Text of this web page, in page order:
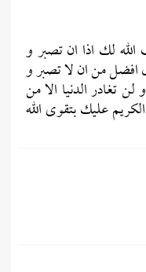
لك اذا ان تصبر و
افضل من ان لا تصبر و
تغادر الدنيا الا من
عليك بتقوى الله